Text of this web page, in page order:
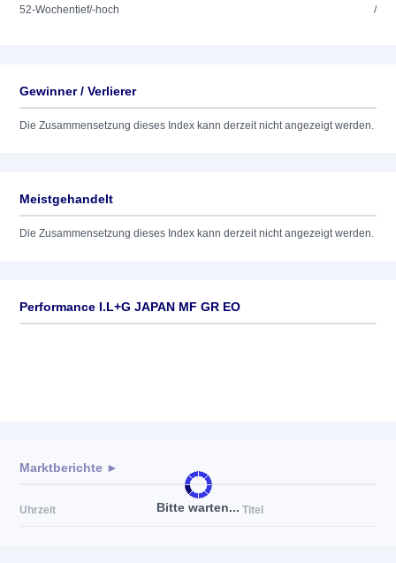
52-Wochentief/-hoch /
Gewinner / Verlierer
Die Zusammensetzung dieses Index kann derzeit nicht angezeigt werden.
Meistgehandelt
Die Zusammensetzung dieses Index kann derzeit nicht angezeigt werden.
Performance I.L+G JAPAN MF GR EO
Bitte warten...
Marktberichte ►
Uhrzeit Titel